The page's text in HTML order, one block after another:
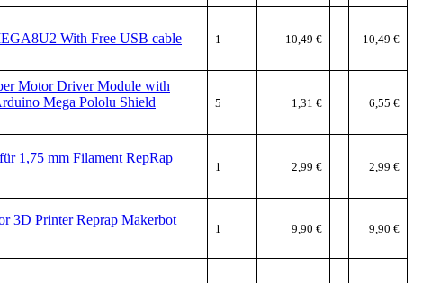
With Free USB cable 1 10,49 € 10,49 €
Motor Driver Module with
Mega Pololu Shield
5 1,31 € 6,55 €
1,75 mm Filament RepRap
1 2,99 € 2,99 €
3D Printer Reprap Makerbot
1 9,90 € 9,90 €